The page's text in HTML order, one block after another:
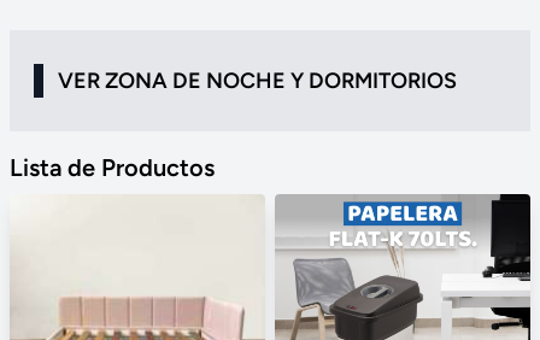
VER ZONA DE NOCHE Y DORMITORIOS
Lista de Productos